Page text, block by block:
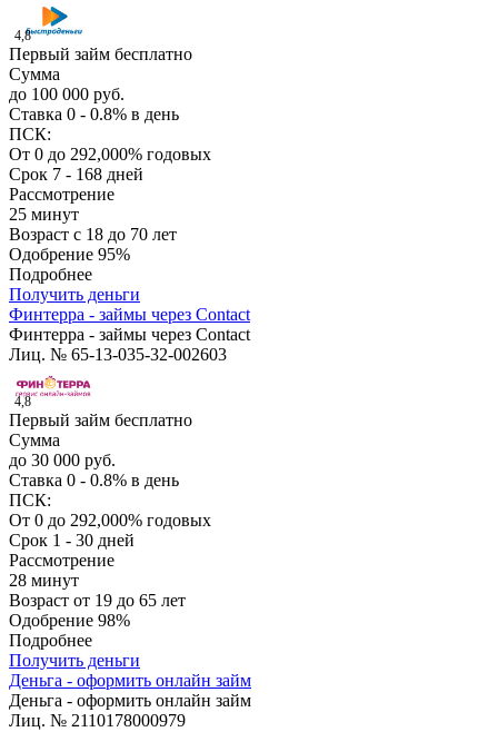
4,8
Первый займ бесплатно
Сумма
до 100 000 руб.
Ставка 0 - 0.8% в день
ПСК:
От 0 до 292,000% годовых
Срок 7 - 168 дней
Рассмотрение
25 минут
Возраст с 18 до 70 лет
Одобрение 95%
Подробнее
Получить деньги
Финтерра - займы через Contact
Финтерра - займы через Contact
Лиц. № 65-13-035-32-002603
4,8
Первый займ бесплатно
Сумма
до 30 000 руб.
Ставка 0 - 0.8% в день
ПСК:
От 0 до 292,000% годовых
Срок 1 - 30 дней
Рассмотрение
28 минут
Возраст от 19 до 65 лет
Одобрение 98%
Подробнее
Получить деньги
Деньга - оформить онлайн займ
Деньга - оформить онлайн займ
Лиц. № 2110178000979